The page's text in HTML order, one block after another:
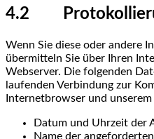
4.2
Wenn Sie diese oder andere
übermitteln Sie über Ihren
Webserver. Die folgenden
laufenden Verbindung zur
Internetbrowser und
Datum und Uhrzeit der
Name der